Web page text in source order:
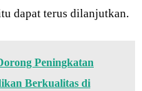
dapat terus dilanjutkan.
Peningkatan
Berkualitas di